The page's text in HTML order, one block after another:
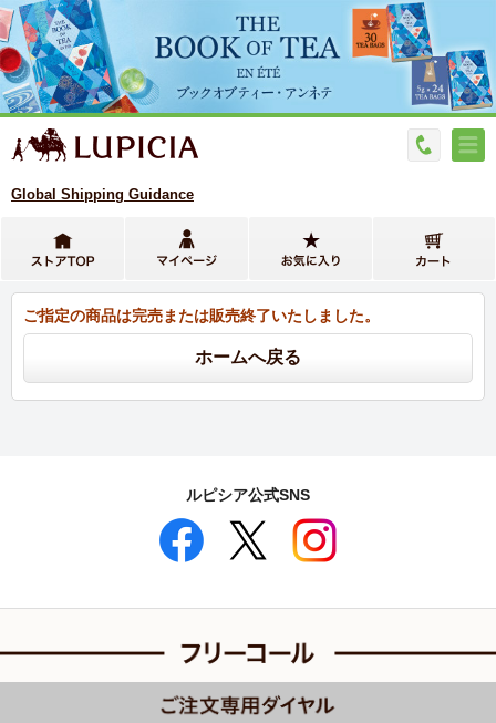
Global Shipping Guidance
ご指定の商品は完売または販売終了いたしました。
ルピシア公式SNS